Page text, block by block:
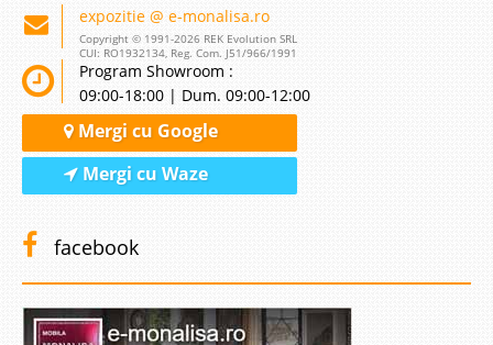
expozitie @ e-monalisa.ro
Copyright © 1991-2026 REK Evolution SRL
CUI: RO1932134, Reg. Com. J51/966/1991
Program Showroom :
09:00-18:00 | Dum. 09:00-12:00
Mergi cu Google
Mergi cu Waze
facebook